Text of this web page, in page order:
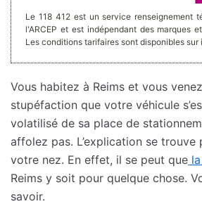
Le 118 412 est un service renseignement
l'ARCEP et est indépendant des marques
Les conditions tarifaires sont disponibles sur
Vous habitez à Reims et vous
stupéfaction que votre véhicule
volatilisé de sa place de
affolez pas. L’explication se trouve
votre nez. En effet, il se peut que
Reims y soit pour quelque chose.
savoir.